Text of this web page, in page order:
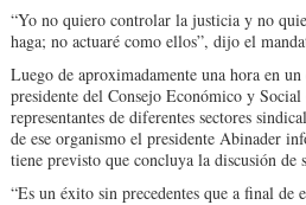
“Yo no quiero controlar la justicia y no
haga; no actuaré como ellos”, dijo el
Luego de aproximadamen­te una hora en
presiden­te del Consejo Económico y
representantes de diferen­tes sectores
de ese organismo el presidente Abinader
tiene pre­visto que concluya la discu­sión de
“Es un éxito sin prece­dentes que a final de